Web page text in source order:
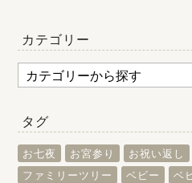
カテゴリー
タグ
お七夜 お宮参り お祝い返し
ファミリーツリー
ベビー
ベ